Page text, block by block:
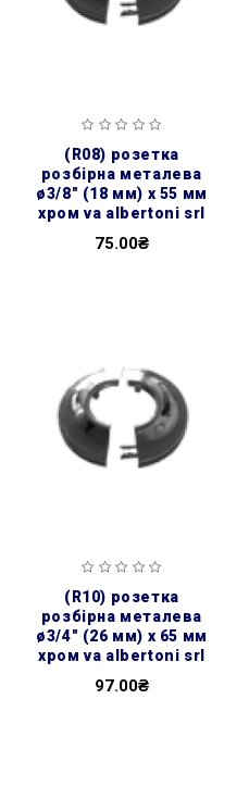
(r08) розетка
розбірна металева
ø3/8″ (18 мм) х 55 мм
хром va albertoni srl
75.00₴
(r10) розетка
розбірна металева
ø3/4″ (26 мм) х 65 мм
хром va albertoni srl
97.00₴